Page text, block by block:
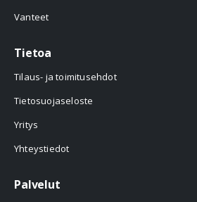
Vanteet
Tietoa
Tilaus- ja toimitusehdot
Tietosuojaseloste
Yritys
Yhteystiedot
Palvelut